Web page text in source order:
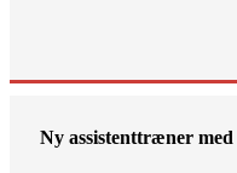
Ny assistenttræner